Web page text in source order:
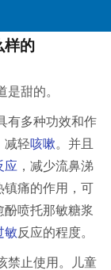
样的
甜的。
有多种功效和作
减轻咳嗽。并且
应 ，减少流鼻涕
镇痛的作用，可
酚喷托那敏糖浆
敏反应的程度。
禁止使用。儿童